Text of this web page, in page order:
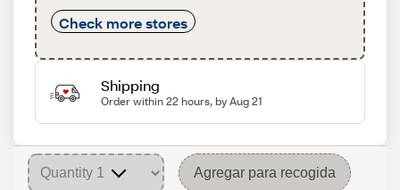
Check more stores
Shipping
Order within 22 hours, by Aug 21
Agregar para recogida